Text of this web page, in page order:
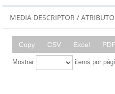
MEDIA DESCRIPTOR / ATRIBUTO
Copy CSV Excel PDF
Mostrar items por